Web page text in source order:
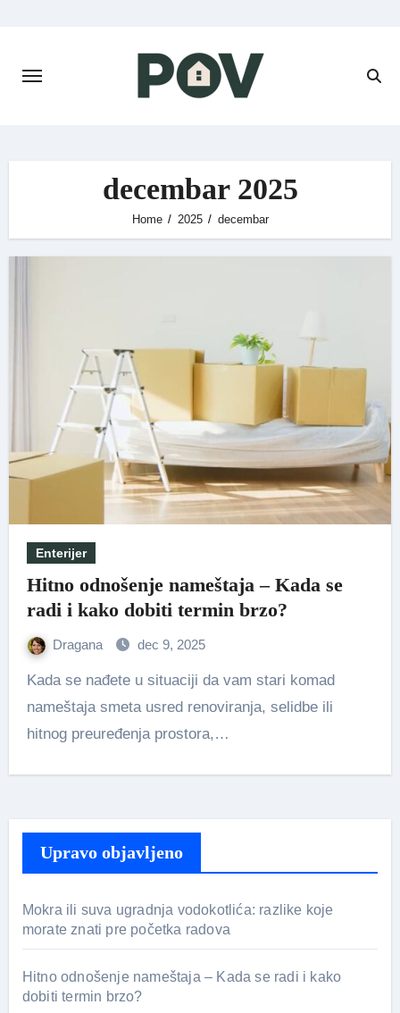
decembar 2025
Home 2025 decembar
Enterijer
Hitno odnošenje nameštaja – Kada se
radi i kako dobiti termin brzo?
Dragana dec 9, 2025
Kada se nađete u situaciji da vam stari komad
nameštaja smeta usred renoviranja, selidbe ili
hitnog preuređenja prostora,…
Upravo objavljeno
Mokra ili suva ugradnja vodokotlića: razlike koje
morate znati pre početka radova
Hitno odnošenje nameštaja – Kada se radi i kako
dobiti termin brzo?